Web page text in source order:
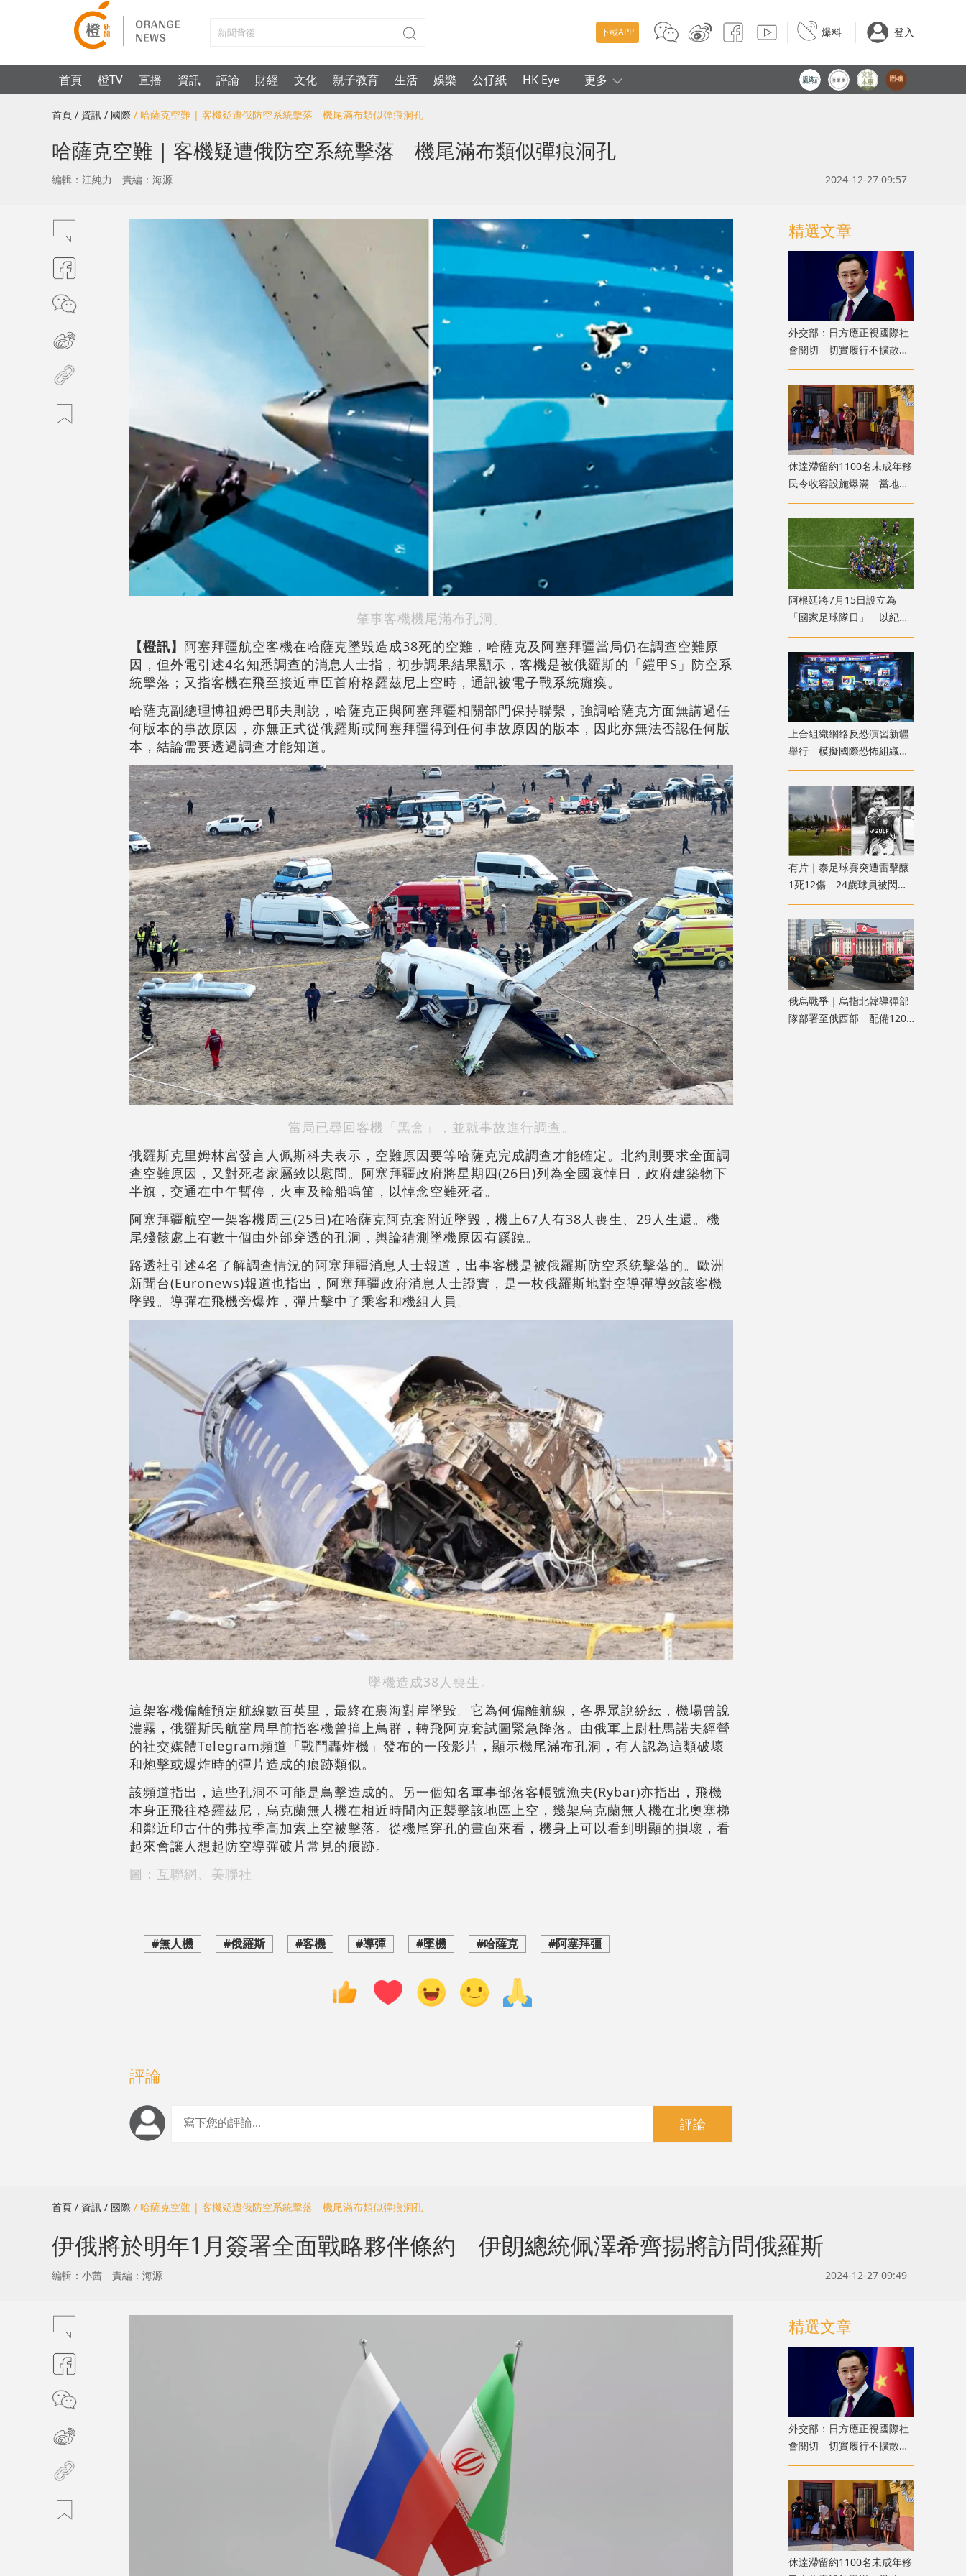
下載APP 爆料 登入
首頁 橙TV 直播 資訊 評論 財經 文化 親子教育 生活 娛樂 公仔紙 HK Eye 更多
首頁 / 資訊 / 國際 / 哈薩克空難 | 客機疑遭俄防空系統擊落 機尾滿布類似彈痕洞孔
哈薩克空難 | 客機疑遭俄防空系統擊落 機尾滿布類似彈痕洞孔
編輯：江純力 責編：海源 2024-12-27 09:57
肇事客機機尾滿布孔洞。
【橙訊】 阿塞拜疆航空客機在哈薩克墜毀造成38死的空難，哈薩克及阿塞拜疆當局仍在調查空難原
因，但外電引述4名知悉調查的消息人士指，初步調果結果顯示，客機是被俄羅斯的「鎧甲S」防空系
統擊落；又指客機在飛至接近車臣首府格羅茲尼上空時，通訊被電子戰系統癱瘓。
哈薩克副總理博祖姆巴耶夫則說，哈薩克正與阿塞拜疆相關部門保持聯繫，強調哈薩克方面無講過任
何版本的事故原因，亦無正式從俄羅斯或阿塞拜疆得到任何事故原因的版本，因此亦無法否認任何版
本，結論需要透過調查才能知道。
當局已尋回客機「黑盒」，並就事故進行調查。
俄羅斯克里姆林宮發言人佩斯科夫表示，空難原因要等哈薩克完成調查才能確定。北約則要求全面調
查空難原因，又對死者家屬致以慰問。阿塞拜疆政府將星期四(26日)列為全國哀悼日，政府建築物下
半旗，交通在中午暫停，火車及輪船鳴笛，以悼念空難死者。
阿塞拜疆航空一架客機周三(25日)在哈薩克阿克套附近墜毀，機上67人有38人喪生、29人生還。機
尾殘骸處上有數十個由外部穿透的孔洞，輿論猜測墜機原因有蹊蹺。
路透社引述4名了解調查情況的阿塞拜疆消息人士報道，出事客機是被俄羅斯防空系統擊落的。歐洲
新聞台(Euronews)報道也指出，阿塞拜疆政府消息人士證實，是一枚俄羅斯地對空導彈導致該客機
墜毀。導彈在飛機旁爆炸，彈片擊中了乘客和機組人員。
墜機造成38人喪生。
這架客機偏離預定航線數百英里，最終在裏海對岸墜毀。它為何偏離航線，各界眾說紛紜，機場曾說
濃霧，俄羅斯民航當局早前指客機曾撞上鳥群，轉飛阿克套試圖緊急降落。由俄軍上尉杜馬諾夫經營
的社交媒體Telegram頻道「戰鬥轟炸機」發布的一段影片，顯示機尾滿布孔洞，有人認為這類破壞
和炮擊或爆炸時的彈片造成的痕跡類似。
該頻道指出，這些孔洞不可能是鳥擊造成的。另一個知名軍事部落客帳號漁夫(Rybar)亦指出，飛機
本身正飛往格羅茲尼，烏克蘭無人機在相近時間內正襲擊該地區上空，幾架烏克蘭無人機在北奧塞梯
和鄰近印古什的弗拉季高加索上空被擊落。從機尾穿孔的畫面來看，機身上可以看到明顯的損壞，看
起來會讓人想起防空導彈破片常見的痕跡。
圖：互聯網、美聯社
#無人機 #俄羅斯 #客機 #導彈 #墜機 #哈薩克 #阿塞拜彊
評論
評論
精選文章
外交部：日方應正視國際社
會關切 切實履行不擴散核
武器的國際法義務
​休達滯留約1100名未成年移
民令收容設施爆滿 當地冀
移送西班牙本土
​阿根廷將7月15日設立為
「國家足球隊日」 以紀念
世盃挫英格蘭
上合組織網絡反恐演習新疆
舉行 模擬國際恐怖組織策
劃實施恐襲等情形
有片｜泰足球賽突遭雷擊釀
1死12傷 24歲球員被閃電
劈中亡
俄烏戰爭｜烏指北韓導彈部
隊部署至俄西部 配備120
首頁 / 資訊 / 國際 / 哈薩克空難 | 客機疑遭俄防空系統擊落 機尾滿布類似彈痕洞孔
伊俄將於明年1月簽署全面戰略夥伴條約 伊朗總統佩澤希齊揚將訪問俄羅斯
編輯：小茜 責編：海源 2024-12-27 09:49
精選文章
外交部：日方應正視國際社
會關切 切實履行不擴散核
武器的國際法義務
​休達滯留約1100名未成年移